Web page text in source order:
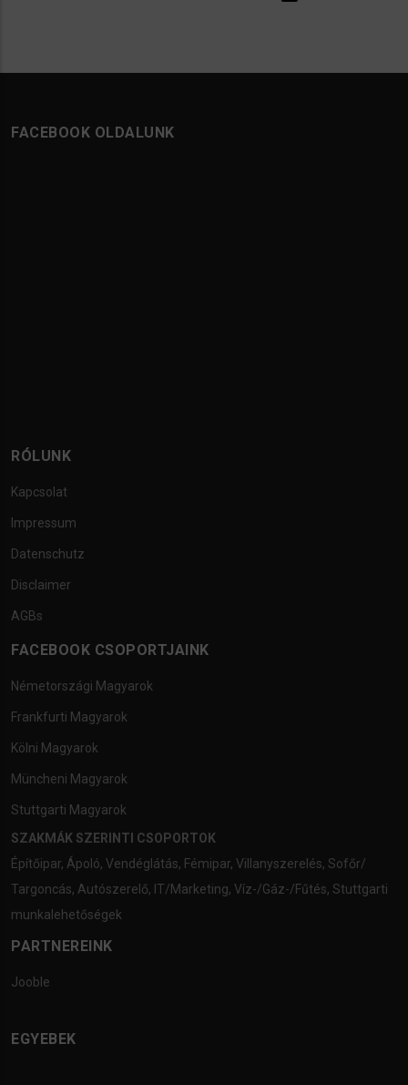
FACEBOOK OLDALUNK
RÓLUNK
Kapcsolat
Impressum
Datenschutz
Disclaimer
AGBs
FACEBOOK CSOPORTJAINK
Németországi Magyarok
Frankfurti Magyarok
Kölni Magyarok
Müncheni Magyarok
Stuttgarti Magyarok
SZAKMÁK SZERINTI CSOPORTOK
Építőipar, Ápoló, Vendéglátás, Fémipar, Villanyszerelés, Sofőr/
Targoncás, Autószerelő, IT/Marketing, Víz-/Gáz-/Fűtés, Stuttgarti
munkalehetőségek
PARTNEREINK
Jooble
EGYEBEK